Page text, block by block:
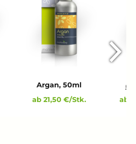
Argan, 50ml
ab 21,50 €/Stk.
ab